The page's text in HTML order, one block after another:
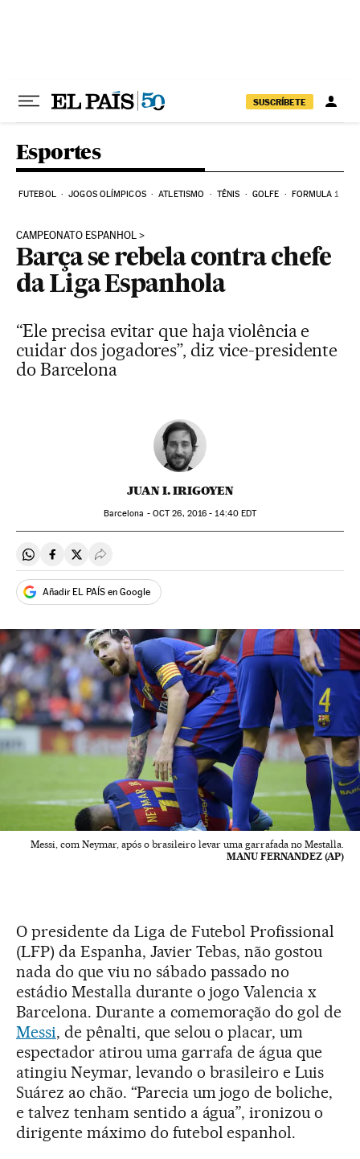
SUSCRÍBETE
Esportes
FUTEBOL JOGOS OLÍMPICOS ATLETISMO TÊNIS GOLFE FORMULA 1
CAMPEONATO ESPANHOL
Barça se rebela contra chefe
da Liga Espanhola
“Ele precisa evitar que haja violência e
cuidar dos jogadores”, diz vice-presidente
do Barcelona
JUAN I. IRIGOYEN
Barcelona - OCT26, 2016 - 14:40EDT
Compartir en Whatsapp
Compartir en Facebook
Compartir en Twitter
Desplegar Redes Sociales
Añadir EL PAÍS en Google
Messi, com Neymar, após o brasileiro levar uma garrafada no Mestalla.
MANU FERNANDEZ (AP)
O presidente da Liga de Futebol Profissional
(LFP) da Espanha, Javier Tebas, não gostou
nada do que viu no sábado passado no
estádio Mestalla durante o jogo Valencia x
Barcelona. Durante a comemoração do gol de
Messi, de pênalti, que selou o placar, um
espectador atirou uma garrafa de água que
atingiu Neymar, levando o brasileiro e Luis
Suárez ao chão. “Parecia um jogo de boliche,
e talvez tenham sentido a água”, ironizou o
dirigente máximo do futebol espanhol.